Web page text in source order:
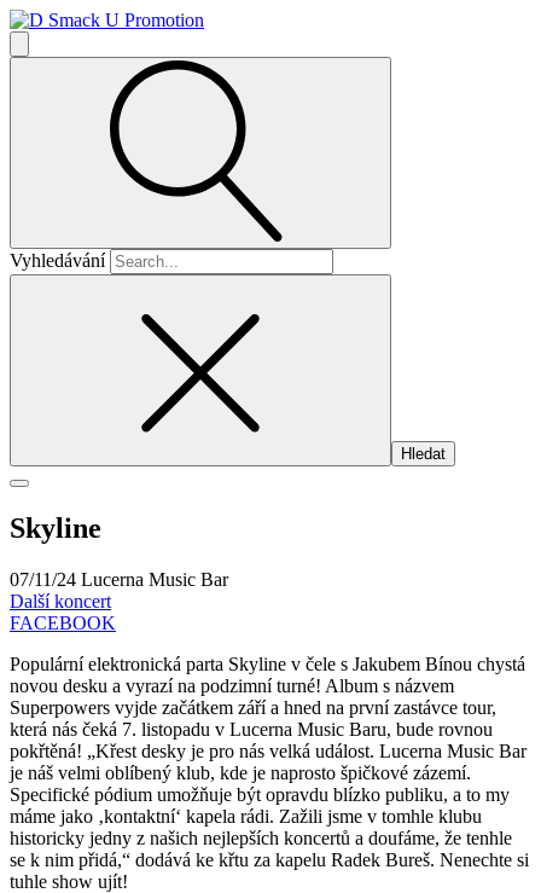
Vyhledávání
Skyline
07/11/24 Lucerna Music Bar
Další koncert
FACEBOOK
Populární elektronická parta Skyline v čele s Jakubem Bínou chystá
novou desku a vyrazí na podzimní turné! Album s názvem
Superpowers vyjde začátkem září a hned na první zastávce tour,
která nás čeká 7. listopadu v Lucerna Music Baru, bude rovnou
pokřtěná! „Křest desky je pro nás velká událost. Lucerna Music Bar
je náš velmi oblíbený klub, kde je naprosto špičkové zázemí.
Specifické pódium umožňuje být opravdu blízko publiku, a to my
máme jako ‚kontaktní‘ kapela rádi. Zažili jsme v tomhle klubu
historicky jedny z našich nejlepších koncertů a doufáme, že tenhle
se k nim přidá,“ dodává ke křtu za kapelu Radek Bureš. Nenechte si
tuhle show ujít!